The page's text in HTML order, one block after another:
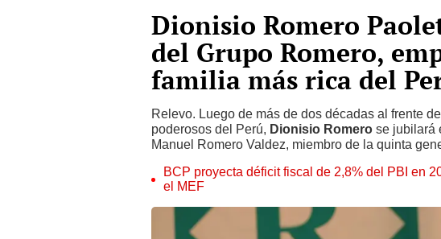
Dionisio Romero
del Grupo Romero,
familia más rica del
Relevo. Luego de más de dos décadas al frente
poderosos del Perú, Dionisio Romero se jubilará
Manuel Romero Valdez, miembro de la quinta
BCP proyecta déficit fiscal de 2,8% del PBI en
el MEF